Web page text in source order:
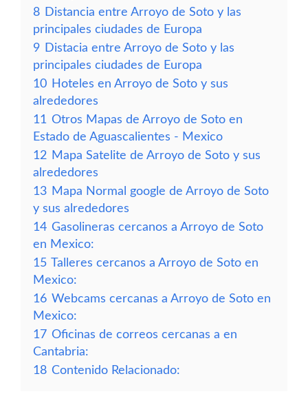
8 Distancia entre Arroyo de Soto y las
principales ciudades de Europa
9 Distacia entre Arroyo de Soto y las
principales ciudades de Europa
10 Hoteles en Arroyo de Soto y sus
alrededores
11 Otros Mapas de Arroyo de Soto en
Estado de Aguascalientes - Mexico
12 Mapa Satelite de Arroyo de Soto y sus
alrededores
13 Mapa Normal google de Arroyo de Soto
y sus alrededores
14 Gasolineras cercanos a Arroyo de Soto
en Mexico:
15 Talleres cercanos a Arroyo de Soto en
Mexico:
16 Webcams cercanas a Arroyo de Soto en
Mexico:
17 Oficinas de correos cercanas a en
Cantabria:
18 Contenido Relacionado: